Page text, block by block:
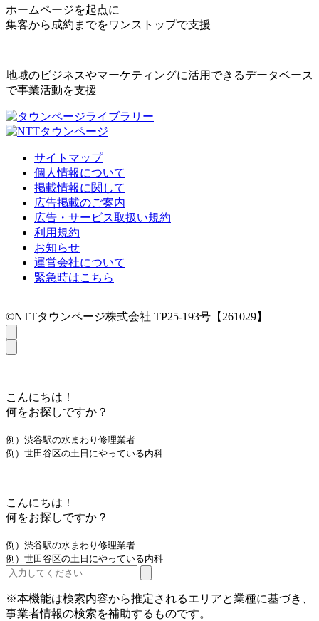
ホームページを起点に
集客から成約までをワンストップで支援
地域のビジネスやマーケティングに活用できるデータベース
で事業活動を支援
サイトマップ
個人情報について
掲載情報に関して
広告掲載のご案内
広告・サービス取扱い規約
利用規約
お知らせ
運営会社について
緊急時はこちら
©NTTタウンページ株式会社 TP25-193号【261029】
こんにちは！
何をお探しですか？
例）渋谷駅の水まわり修理業者
例）世田谷区の土日にやっている内科
こんにちは！
何をお探しですか？
例）渋谷駅の水まわり修理業者
例）世田谷区の土日にやっている内科
※本機能は検索内容から推定されるエリアと業種に基づき、
事業者情報の検索を補助するものです。